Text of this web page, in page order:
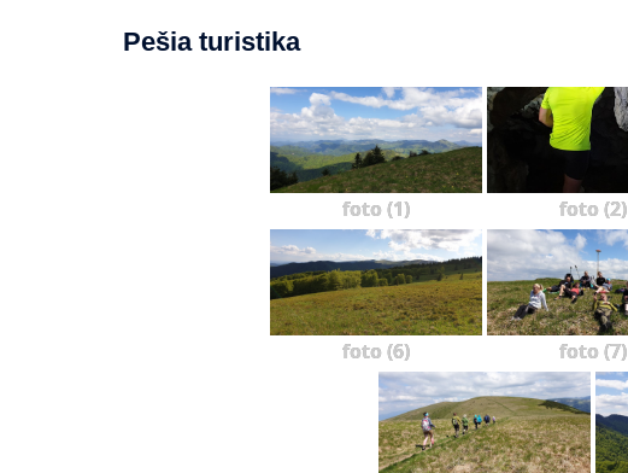
Pešia turistika
foto (1) foto (2)
foto (6) foto (7)